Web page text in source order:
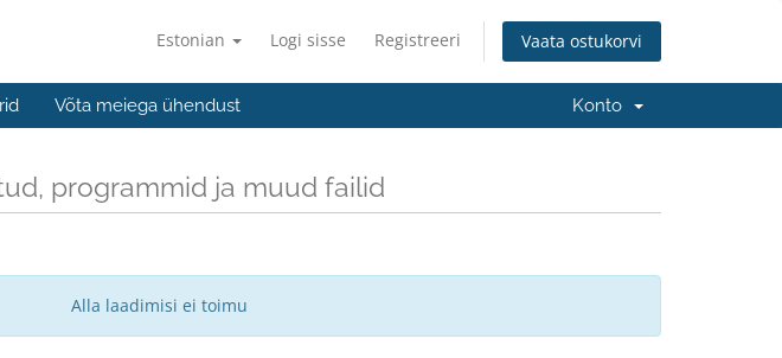
Estonian Logi sisse Registreeri Vaata ostukorvi
Võta meiega ühendust Konto
programmid ja muud failid
Alla laadimisi ei toimu